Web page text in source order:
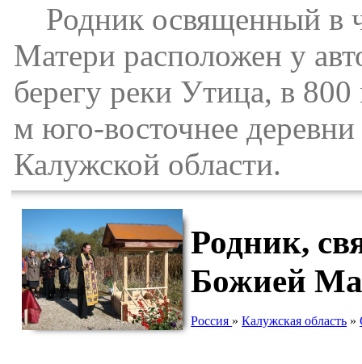
Родник освященный в
Матери расположен у
берегу реки Утица, в
м юго-восточнее
Калужской области.
Родник,
Божией
Россия »Калужская область »